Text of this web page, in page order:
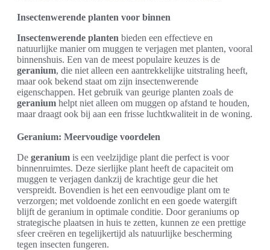
Insectenwerende planten voor binnen
Insectenwerende planten bieden een effectieve en
natuurlijke manier om muggen te verjagen met planten, vooral
binnenshuis. Een van de meest populaire keuzes is de
geranium, die niet alleen een aantrekkelijke uitstraling heeft,
maar ook bekend staat om zijn insectenwerende
eigenschappen. Het gebruik van geurige planten zoals de
geranium helpt niet alleen om muggen op afstand te houden,
maar draagt ook bij aan een frisse luchtkwaliteit in de woning.
Geranium: Meervoudige voordelen
De geranium is een veelzijdige plant die perfect is voor
binnenruimtes. Deze sierlijke plant heeft de capaciteit om
muggen te verjagen dankzij de krachtige geur die het
verspreidt. Bovendien is het een eenvoudige plant om te
verzorgen; met voldoende zonlicht en een goede watergift
blijft de geranium in optimale conditie. Door geraniums op
strategische plaatsen in huis te zetten, kunnen ze een prettige
sfeer creëren en tegelijkertijd als natuurlijke bescherming
tegen insecten fungeren.